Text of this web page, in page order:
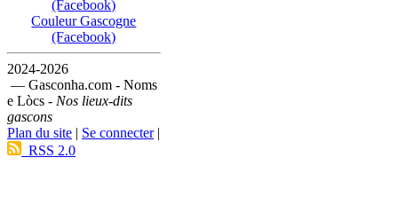
(Facebook)
Couleur Gascogne
(Facebook)
2024-2026
— Gasconha.com - Noms
e Lòcs - Nos lieux-dits
gascons
Plan du site | Se connecter|
RSS 2.0